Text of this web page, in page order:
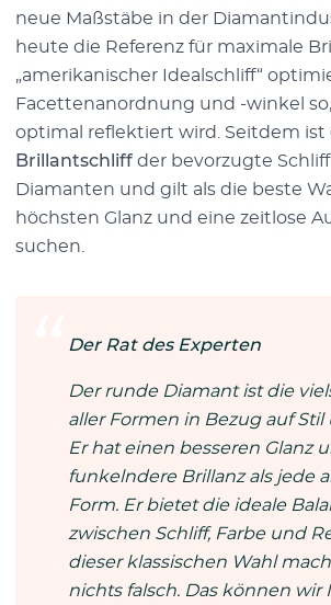
neue Maßstäbe in der
heute die Referenz für maximale
„amerikanischer Idealschliff“
Facettenanordnung und -winkel
optimal reflektiert wird. Seitdem ist
Brillantschliff der bevorzugte
Diamanten und gilt als die beste
höchsten Glanz und eine zeitlose
suchen.
Der Rat des Experten
Der runde Diamant ist die
aller Formen in Bezug auf Stil
Er hat einen besseren Glanz
funkelndere Brillanz als jede
Form. Er bietet die ideale
zwischen Schliff, Farbe und
dieser klassischen Wahl
nichts falsch. Das können wir